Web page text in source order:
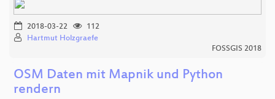
2018-03-22
112
Hartmut Holzgraefe
FOSSGIS 2018
OSM Daten mit Mapnik und Python
rendern